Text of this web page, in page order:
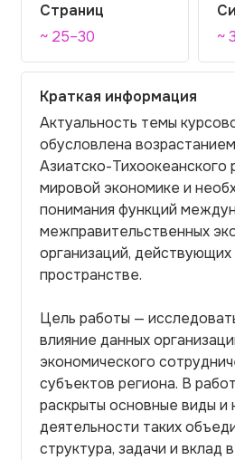
Страниц
~ 25–30
~
Краткая информация
Актуальность темы
обусловлена
Азиатско-Тихоокеанского
мировой экономике и
понимания функций
межправительственных
организаций,
пространстве.
Цель работы —
влияние данных
экономического
субъектов региона. В
раскрыты основные виды и
деятельности таких
структура, задачи и вклад